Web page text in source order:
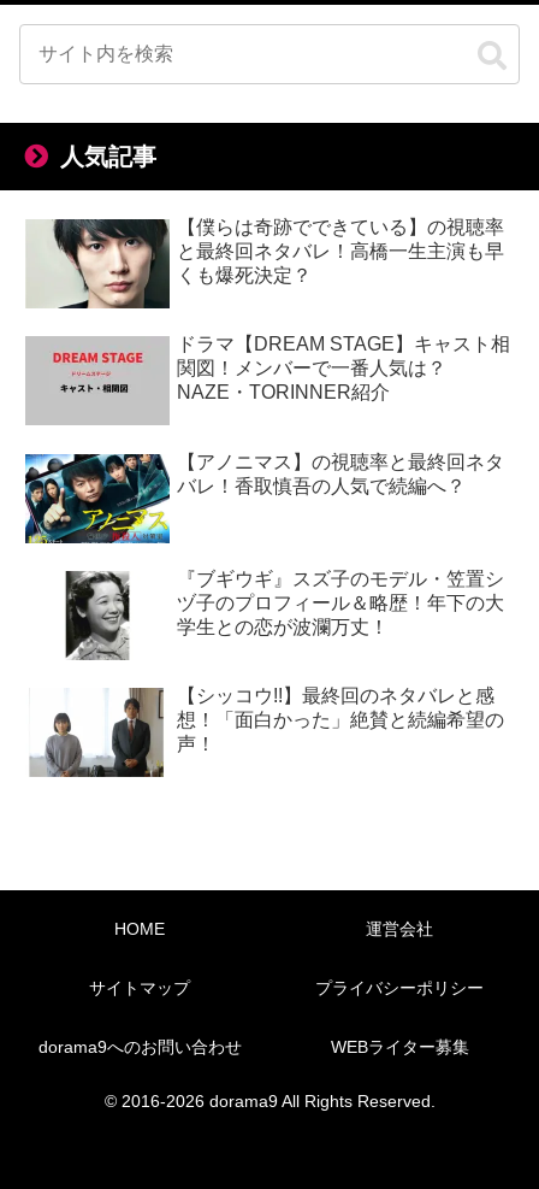
人気記事
【僕らは奇跡でできている】の視聴率
と最終回ネタバレ！高橋一生主演も早
くも爆死決定？
ドラマ【DREAM STAGE】キャスト相
関図！メンバーで一番人気は？
NAZE・TORINNER紹介
【アノニマス】の視聴率と最終回ネタ
バレ！香取慎吾の人気で続編へ？
『ブギウギ』スズ子のモデル・笠置シ
ヅ子のプロフィール＆略歴！年下の大
学生との恋が波瀾万丈！
【シッコウ!!】最終回のネタバレと感
想！「面白かった」絶賛と続編希望の
声！
HOME 運営会社
サイトマップ プライバシーポリシー
dorama9へのお問い合わせ WEBライター募集
© 2016-2026 dorama9 All Rights Reserved.